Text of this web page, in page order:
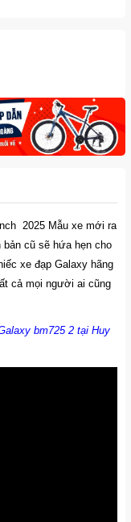
2025 Mẫu xe mới ra
bản cũ sẽ hứa hẹn cho
xe đạp Galaxy hãng
cả mọi người ai cũng
bm725 2tại Huy